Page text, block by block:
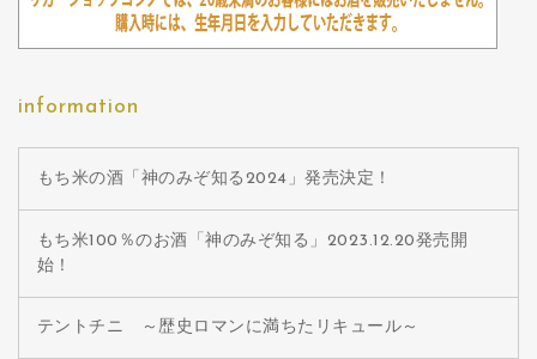
information
もち米の酒「神のみぞ知る2024」発売決定！
もち米100％のお酒「神のみぞ知る」2023.12.20発売開
始！
テントチニ ～歴史ロマンに満ちたリキュール～